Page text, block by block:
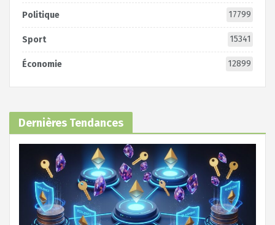
Politique 17799
Sport 15341
Économie 12899
Dernières Tendances